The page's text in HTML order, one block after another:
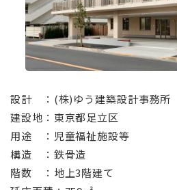
設計 ：(株)ゆう建築設計事務所
建設地：東京都足立区
用途 ：児童福祉施設等
構造 ：鉄骨造
階数 ：地上3階建て